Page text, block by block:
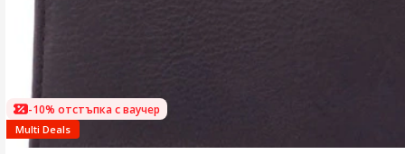
-10% отстъпка с ваучер
Multi Deals